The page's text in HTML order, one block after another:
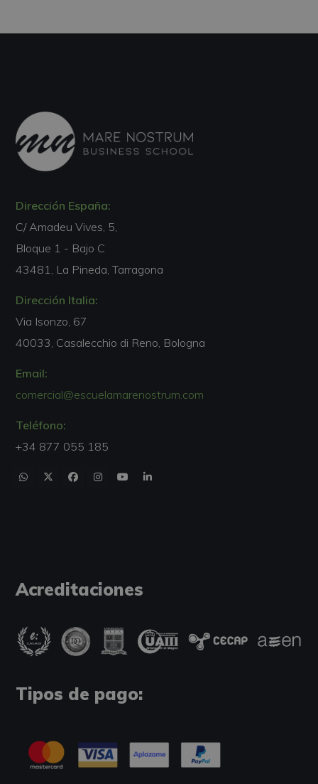
Dirección España:
C/ Amadeu Vives, 5,
Bloque 1 - Bajo C
43481, La Pineda, Tarragona
Dirección Italia:
Via Isonzo, 67
40033, Casalecchio di Reno, Bologna
Email:
comercial@escuelamarenostrum.com
Teléfono:
+34 877 055 185
Acreditaciones
Tipos de pago: